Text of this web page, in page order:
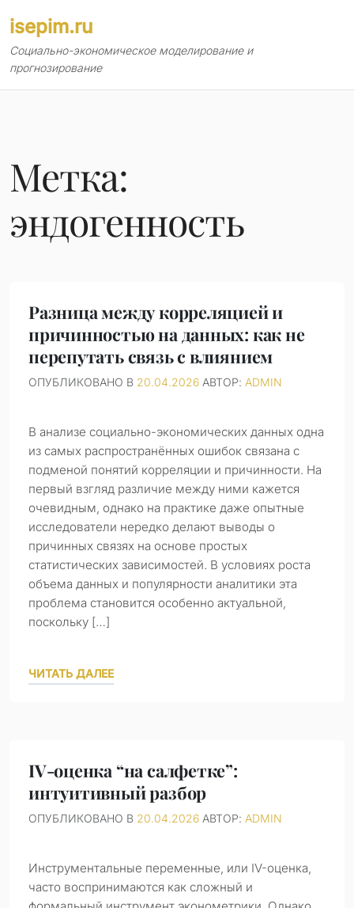
содержимому
isepim.ru
Социально-экономическое моделирование и
прогнозирование
Метка:
эндогенность
Разница между корреляцией и
причинностью на данных: как не
перепутать связь с влиянием
ОПУБЛИКОВАНО В 20.04.2026 АВТОР: ADMIN
В анализе социально-экономических данных одна
из самых распространённых ошибок связана с
подменой понятий корреляции и причинности. На
первый взгляд различие между ними кажется
очевидным, однако на практике даже опытные
исследователи нередко делают выводы о
причинных связях на основе простых
статистических зависимостей. В условиях роста
объема данных и популярности аналитики эта
проблема становится особенно актуальной,
поскольку […]
ЧИТАТЬ ДАЛЕЕ
IV-оценка “на салфетке”:
интуитивный разбор
ОПУБЛИКОВАНО В 20.04.2026 АВТОР: ADMIN
Инструментальные переменные, или IV-оценка,
часто воспринимаются как сложный и